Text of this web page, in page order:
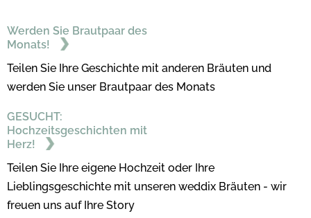
Werden Sie Brautpaar des
Monats!
Teilen Sie Ihre Geschichte mit anderen Bräuten und
werden Sie unser Brautpaar des Monats
GESUCHT:
Hochzeitsgeschichten mit
Herz!
Teilen Sie Ihre eigene Hochzeit oder Ihre
Lieblingsgeschichte mit unseren weddix Bräuten - wir
freuen uns auf Ihre Story